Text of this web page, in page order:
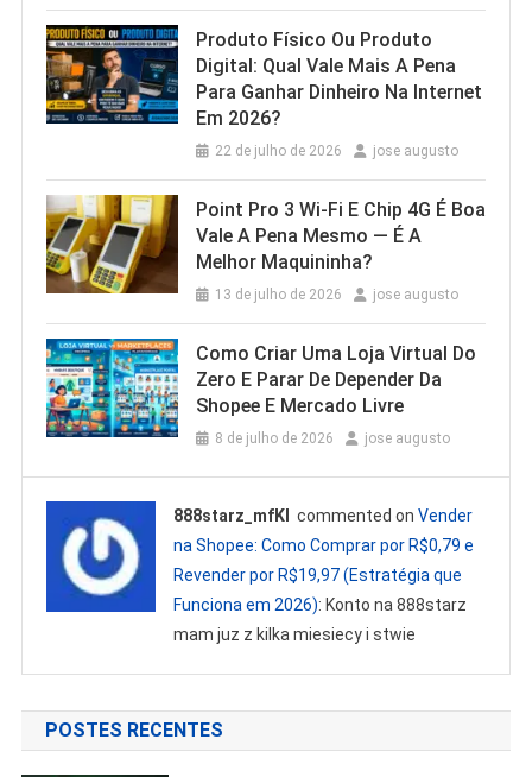
Produto Físico Ou Produto
Digital: Qual Vale Mais A Pena
Para Ganhar Dinheiro Na Internet
Em 2026?
22 de julho de 2026 jose augusto
Point Pro 3 Wi‑Fi E Chip 4G É Boa
Vale A Pena Mesmo — É A
Melhor Maquininha?
13 de julho de 2026 jose augusto
Como Criar Uma Loja Virtual Do
Zero E Parar De Depender Da
Shopee E Mercado Livre
8 de julho de 2026 jose augusto
888starz_mfKl commented onVender
na Shopee: Como Comprar por R$0,79 e
Revender por R$19,97 (Estratégia que
Funciona em 2026): Konto na 888starz
mam juz z kilka miesiecy i stwie
POSTES RECENTES